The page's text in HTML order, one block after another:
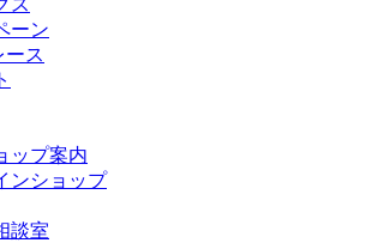
ス
ーン
ース
ップ案内
ンショップ
談室